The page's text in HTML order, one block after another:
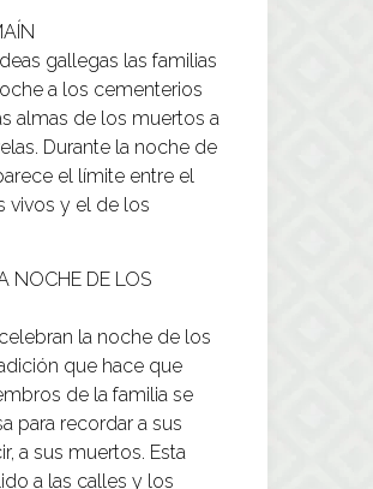
gallegas las familias
a los cementerios
almas de los muertos a
Durante la noche de
el límite entre el
vivos y el de los
NOCHE DE LOS
la noche de los
que hace que
de la familia se
para recordar a sus
a sus muertos. Esta
a las calles y los